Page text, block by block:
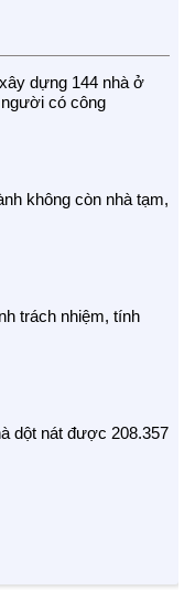
dựng 144 nhà ở
có công
không còn nhà tạm,
trách nhiệm, tính
dột nát được 208.357